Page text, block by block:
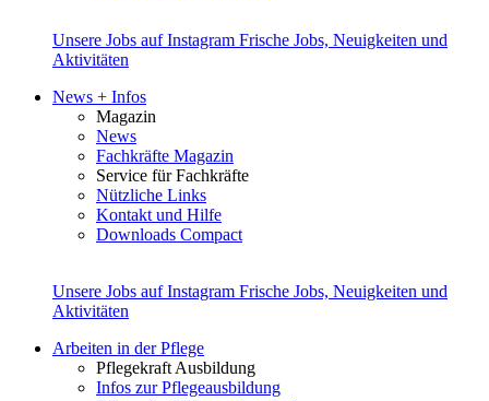
Unsere Jobs auf Instagram Frische Jobs, Neuigkeiten und
Aktivitäten
News + Infos
Magazin
News
Fachkräfte Magazin
Service für Fachkräfte
Nützliche Links
Kontakt und Hilfe
Downloads Compact
Unsere Jobs auf Instagram Frische Jobs, Neuigkeiten und
Aktivitäten
Arbeiten in der Pflege
Pflegekraft Ausbildung
Infos zur Pflegeausbildung